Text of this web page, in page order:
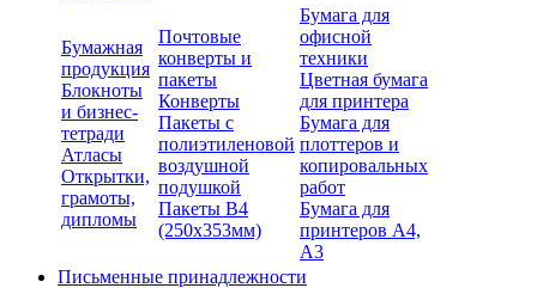
Бумажная
продукция
Блокноты
и бизнес-
тетради
Атласы
Открытки,
грамоты,
дипломы
Почтовые
конверты и
пакеты
Конверты
Пакеты с
полиэтиленовой
воздушной
подушкой
Пакеты В4
(250х353мм)
Бумага для
офисной
техники
Цветная бумага
для принтера
Бумага для
плоттеров и
копировальных
работ
Бумага для
принтеров А4,
А3
Письменные принадлежности